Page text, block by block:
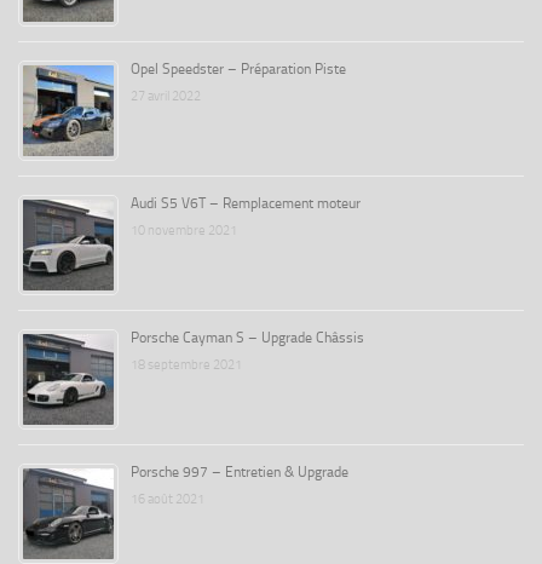
Opel Speedster – Préparation Piste
27 avril 2022
Audi S5 V6T – Remplacement moteur
10 novembre 2021
Porsche Cayman S – Upgrade Châssis
18 septembre 2021
Porsche 997 – Entretien & Upgrade
16 août 2021